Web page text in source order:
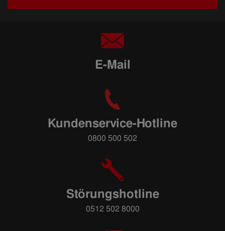
E-Mail
Kundenservice-Hotline
0800 500 502
Störungshotline
0512 502 8000